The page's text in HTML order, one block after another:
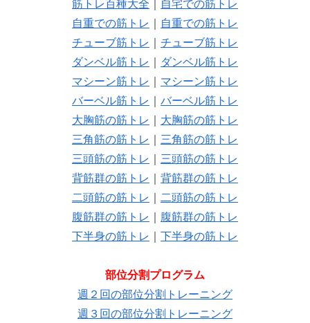
筋トレ百種大全
自宅での筋トレ
自重での筋トレ
自重での筋トレ
チューブ筋トレ
チューブ筋トレ
ダンベル筋トレ
ダンベル筋トレ
マシーン筋トレ
マシーン筋トレ
バーベル筋トレ
バーベル筋トレ
大胸筋の筋トレ
大胸筋の筋トレ
三角筋の筋トレ
三角筋の筋トレ
三頭筋の筋トレ
三頭筋の筋トレ
背筋群の筋トレ
背筋群の筋トレ
二頭筋の筋トレ
二頭筋の筋トレ
腹筋群の筋トレ
腹筋群の筋トレ
下半身の筋トレ
下半身の筋トレ
部位分割プログラム
週２回の部位分割トレーニング
週３回の部位分割トレーニング